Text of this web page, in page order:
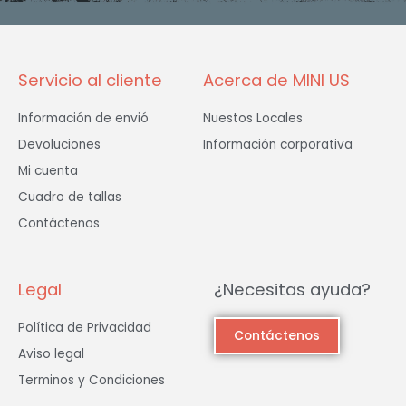
o r
Servicio al cliente
Información de envió
Devoluciones
Mi cuenta
Cuadro de tallas
Contáctenos
Acerca de MINI US
Nuestos Locales
Información corporativa
Legal
Política de Privacidad
Aviso legal
Terminos y Condiciones
¿Necesitas ayuda?
Contáctenos